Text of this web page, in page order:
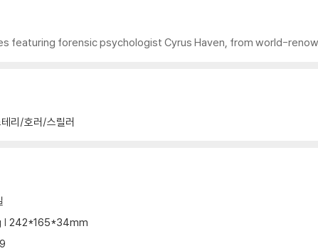
featuring forensic psychologist Cyrus Haven, from world-
테리/호러/스릴러
| 242*165*34mm